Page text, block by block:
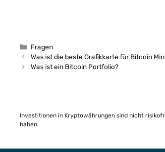
Kategorien
Fragen
Was ist die beste Grafikkarte für Bitcoin
Was ist ein Bitcoin Portfolio?
Investitionen in Kryptowährungen sind nicht
haben.